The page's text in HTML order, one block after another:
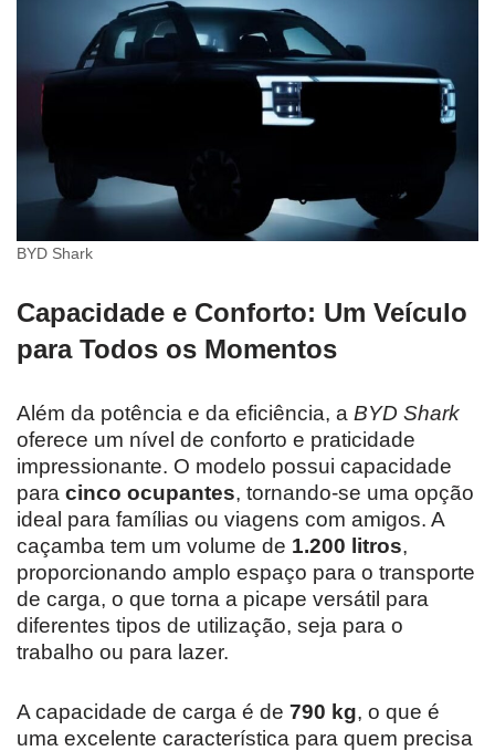
BYD Shark
Capacidade e Conforto: Um Veículo
para Todos os Momentos
Além da potência e da eficiência, a BYD Shark
oferece um nível de conforto e praticidade
impressionante. O modelo possui capacidade
para cinco ocupantes, tornando-se uma opção
ideal para famílias ou viagens com amigos. A
caçamba tem um volume de 1.200 litros,
proporcionando amplo espaço para o transporte
de carga, o que torna a picape versátil para
diferentes tipos de utilização, seja para o
trabalho ou para lazer.
A capacidade de carga é de 790 kg, o que é
uma excelente característica para quem precisa